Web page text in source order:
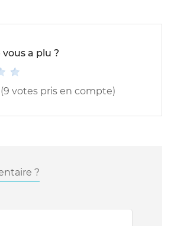
a plu ?
(9 votes pris en compte)
?